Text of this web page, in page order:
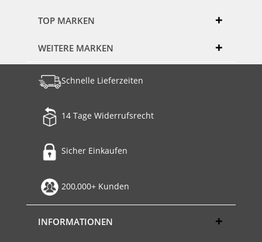
TOP MARKEN
WEITERE MARKEN
Schnelle Lieferzeiten
14 Tage Widerrufsrecht
Sicher Einkaufen
200,000+ Kunden
INFORMATIONEN